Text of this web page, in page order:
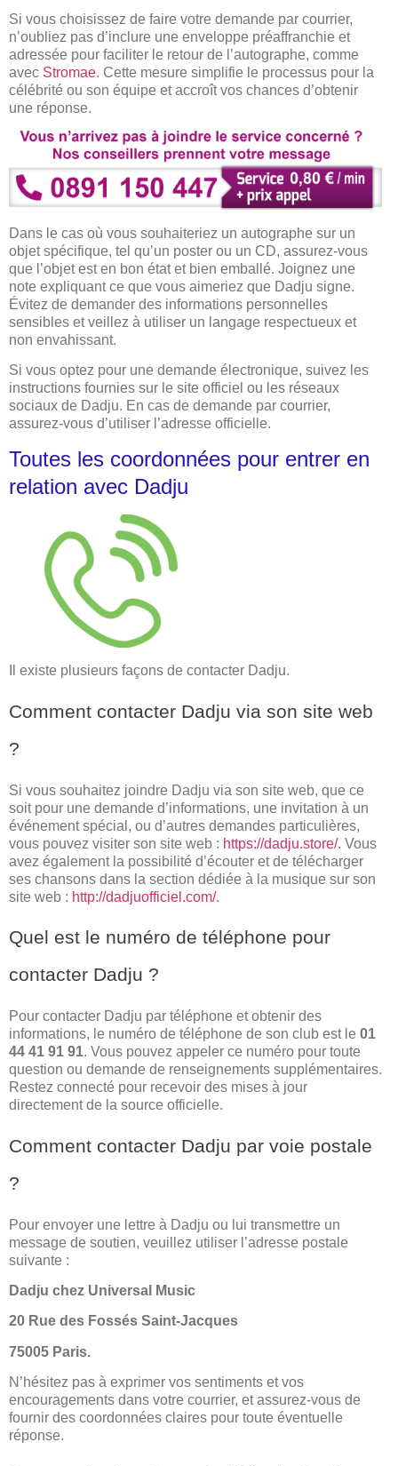
Si vous choisissez de faire votre demande par courrier,
n’oubliez pas d’inclure une enveloppe préaffranchie et
adressée pour faciliter le retour de l’autographe, comme
avec Stromae. Cette mesure simplifie le processus pour la
célébrité ou son équipe et accroît vos chances d’obtenir
une réponse.
Dans le cas où vous souhaiteriez un autographe sur un
objet spécifique, tel qu’un poster ou un CD, assurez-vous
que l’objet est en bon état et bien emballé. Joignez une
note expliquant ce que vous aimeriez que Dadju signe.
Évitez de demander des informations personnelles
sensibles et veillez à utiliser un langage respectueux et
non envahissant.
Si vous optez pour une demande électronique, suivez les
instructions fournies sur le site officiel ou les réseaux
sociaux de Dadju. En cas de demande par courrier,
assurez-vous d’utiliser l’adresse officielle.
Toutes les coordonnées pour entrer en
relation avec Dadju
Il existe plusieurs façons de contacter Dadju.
Comment contacter Dadju via son site web
?
Si vous souhaitez joindre Dadju via son site web, que ce
soit pour une demande d’informations, une invitation à un
événement spécial, ou d’autres demandes particulières,
vous pouvez visiter son site web : https://dadju.store/. Vous
avez également la possibilité d’écouter et de télécharger
ses chansons dans la section dédiée à la musique sur son
site web : http://dadjuofficiel.com/.
Quel est le numéro de téléphone pour
contacter Dadju ?
Pour contacter Dadju par téléphone et obtenir des
informations, le numéro de téléphone de son club est le 01
44 41 91 91. Vous pouvez appeler ce numéro pour toute
question ou demande de renseignements supplémentaires.
Restez connecté pour recevoir des mises à jour
directement de la source officielle.
Comment contacter Dadju par voie postale
?
Pour envoyer une lettre à Dadju ou lui transmettre un
message de soutien, veuillez utiliser l’adresse postale
suivante :
Dadju chez Universal Music
20 Rue des Fossés Saint-Jacques
75005 Paris.
N’hésitez pas à exprimer vos sentiments et vos
encouragements dans votre courrier, et assurez-vous de
fournir des coordonnées claires pour toute éventuelle
réponse.